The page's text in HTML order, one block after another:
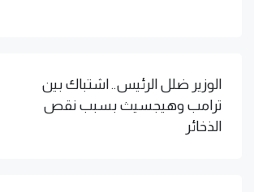
الوزير ضلل الرئيس.. اشتباك بين
ترامب وهيجسيث بسبب نقص
الذخائر